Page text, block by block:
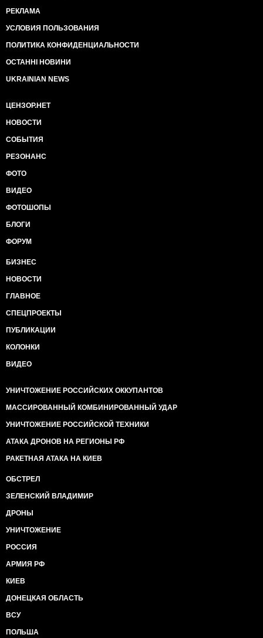
РЕКЛАМА
УСЛОВИЯ ПОЛЬЗОВАНИЯ
ПОЛИТИКА КОНФИДЕНЦИАЛЬНОСТИ
ОСТАННІ НОВИНИ
UKRAINIAN NEWS
ЦЕНЗОР.НЕТ
НОВОСТИ
СОБЫТИЯ
РЕЗОНАНС
ФОТО
ВИДЕО
ФОТОШОПЫ
БЛОГИ
ФОРУМ
БИЗНЕС
НОВОСТИ
ГЛАВНОЕ
СПЕЦПРОЕКТЫ
ПУБЛИКАЦИИ
КОЛОНКИ
ВИДЕО
УНИЧТОЖЕНИЕ РОССИЙСКИХ ОККУПАНТОВ
МАССИРОВАННЫЙ КОМБИНИРОВАННЫЙ УДАР
УНИЧТОЖЕНИЕ РОССИЙСКОЙ ТЕХНИКИ
АТАКА ДРОНОВ НА РЕГИОНЫ РФ
РАКЕТНАЯ АТАКА НА КИЕВ
ОБСТРЕЛ
ЗЕЛЕНСКИЙ ВЛАДИМИР
ДРОНЫ
УНИЧТОЖЕНИЕ
РОССИЯ
АРМИЯ РФ
КИЕВ
ДОНЕЦКАЯ ОБЛАСТЬ
ВСУ
ПОЛЬША